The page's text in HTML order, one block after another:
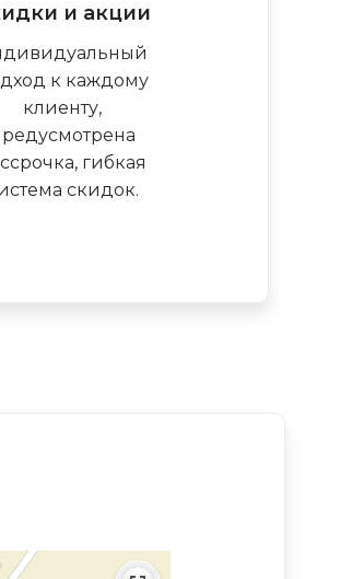
и акции
к каждому
клиенту,
гибкая
скидок.